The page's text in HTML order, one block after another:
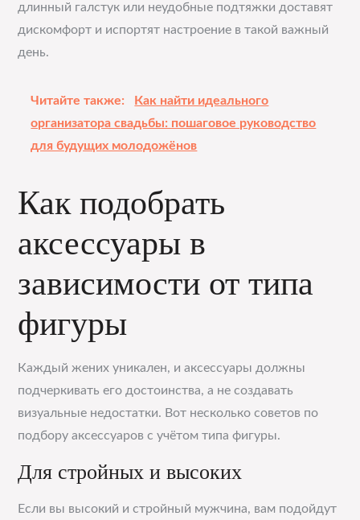
длинный галстук или неудобные подтяжки доставят
дискомфорт и испортят настроение в такой важный
день.
Читайте также:
Как найти идеального
организатора свадьбы: пошаговое руководство
для будущих молодожёнов
Как подобрать
аксессуары в
зависимости от типа
фигуры
Каждый жених уникален, и аксессуары должны
подчеркивать его достоинства, а не создавать
визуальные недостатки. Вот несколько советов по
подбору аксессуаров с учётом типа фигуры.
Для стройных и высоких
Если вы высокий и стройный мужчина, вам подойдут